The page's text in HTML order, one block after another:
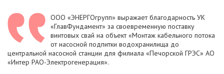
ООО «ЭНЕРГОгрупп» выражает благодарность УК
«ГлавФундамент» за своевременную поставку
винтовых свай на объект «Монтаж кабельного потока
от насосной подпитки водохранилища до
центральной насосной станции для филиала «Печорской ГРЭС» АО
«Интер РАО-Электрогенерация».